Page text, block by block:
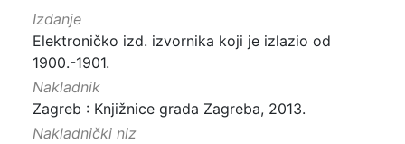
Izdanje
Elektroničko izd. izvornika koji je izlazio od
1900.-1901.
Nakladnik
Zagreb : Knjižnice grada Zagreba, 2013.
Nakladnički niz